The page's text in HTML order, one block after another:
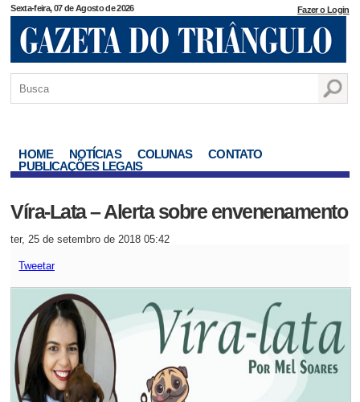
Sexta-feira, 07 de Agosto de 2026 Fazer o Login
HOME NOTÍCIAS COLUNAS
CONTATO
PUBLICAÇÕES LEGAIS
Víra-Lata – Alerta sobre envenenamento
ter, 25 de setembro de 2018 05:42
Tweetar